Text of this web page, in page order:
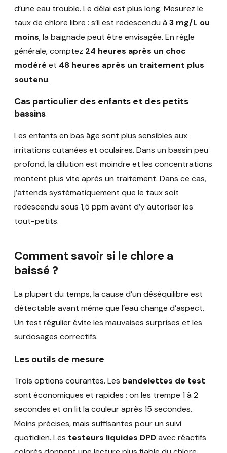
d’une eau trouble. Le délai est plus long. Mesurez le
taux de chlore libre : s’il est redescendu à 3 mg/L ou
moins, la baignade peut être envisagée. En règle
générale, comptez 24 heures après un choc
modéré et 48 heures après un traitement plus
soutenu.
Cas particulier des enfants et des petits
bassins
Les enfants en bas âge sont plus sensibles aux
irritations cutanées et oculaires. Dans un bassin peu
profond, la dilution est moindre et les concentrations
montent plus vite après un traitement. Dans ce cas,
j’attends systématiquement que le taux soit
redescendu sous 1,5 ppm avant d’y autoriser les
tout-petits.
Comment savoir si le chlore a
baissé ?
La plupart du temps, la cause d’un déséquilibre est
détectable avant même que l’eau change d’aspect.
Un test régulier évite les mauvaises surprises et les
surdosages correctifs.
Les outils de mesure
Trois options courantes. Les bandelettes de test
sont économiques et rapides : on les trempe 1 à 2
secondes et on lit la couleur après 15 secondes.
Moins précises, mais suffisantes pour un suivi
quotidien. Les testeurs liquides DPDavec réactifs